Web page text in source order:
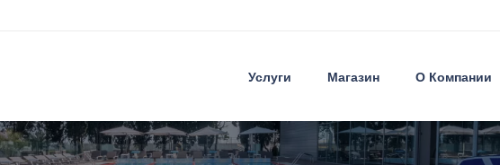
Услуги Магазин О Компании